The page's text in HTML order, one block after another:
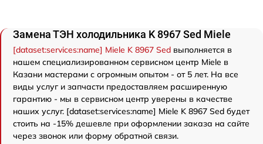
Замена ТЭН холодильника K 8967 Sed Miele
[dataset:services:name] Miele K 8967 Sed выполняется в
нашем специализированном сервисном центр Miele в
Казани мастерами с огромным опытом - от 5 лет. На все
виды услуг и запчасти предоставляем расширенную
гарантию - мы в сервисном центр уверены в качестве
наших услуг. [dataset:services:name] Miele K 8967 Sed будет
стоить на -15% дешевле при оформлении заказа на сайте
через звонок или форму обратной связи.